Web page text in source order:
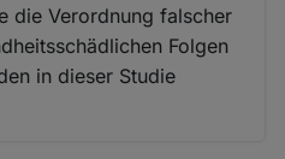
die Verordnung falscher
Folgen
in dieser Studie